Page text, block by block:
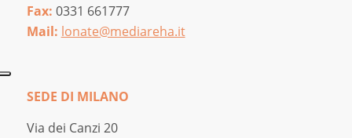
Fax: 0331 661777
Mail: lonate@mediareha.it
SEDE DI MILANO
Via dei Canzi 20